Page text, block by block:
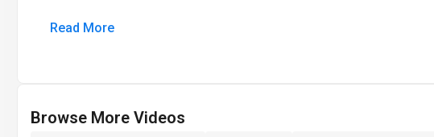
Read More
Browse More Videos